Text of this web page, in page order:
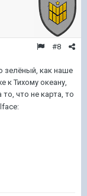
#8
зелёный, как наше
к Тихому океану,
то, что не карта, то